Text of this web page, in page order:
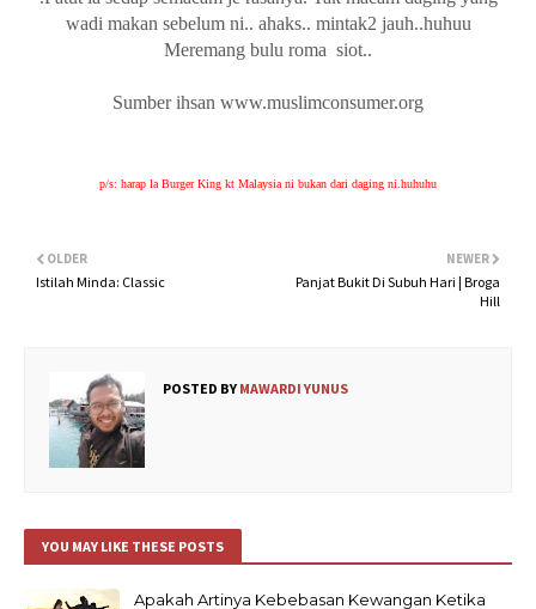
wadi makan sebelum ni.. ahaks.. mintak2 jauh..huhuu
Meremang bulu roma siot..
Sumber ihsan www.muslimconsumer.org
p/s: harap la Burger King kt Malaysia ni bukan dari daging ni.huhuhu
NEWER
Panjat Bukit Di Subuh Hari | Broga
Hill
OLDER
Istilah Minda: Classic
POSTED BY MAWARDI YUNUS
YOU MAY LIKE THESE POSTS
Apakah Artinya Kebebasan Kewangan Ketika